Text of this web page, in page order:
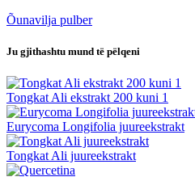
Õunavilja pulber
Ju gjithashtu mund të pëlqeni
Tongkat Ali ekstrakt 200 kuni 1
Eurycoma Longifolia juureekstrakt
Tongkat Ali juureekstrakt